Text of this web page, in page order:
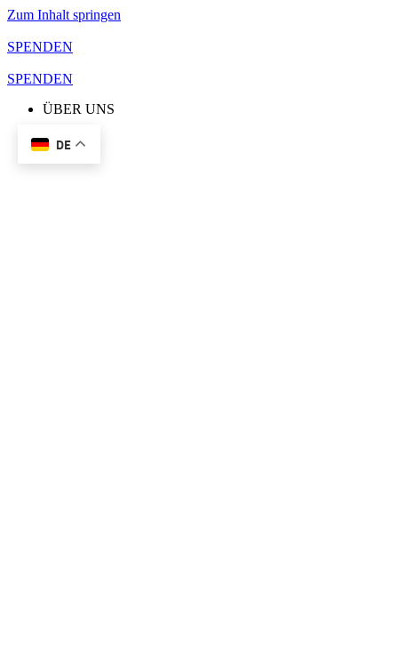
Zum Inhalt springen
SPENDEN
SPENDEN
ÜBER UNS
DE